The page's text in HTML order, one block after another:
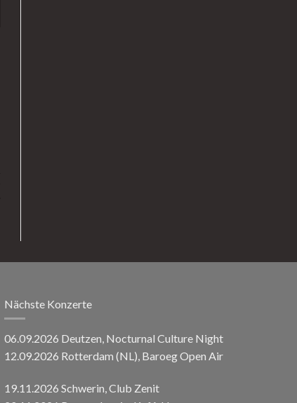
Nächste Konzerte
06.09.2026 Deutzen, Nocturnal Culture Night
12.09.2026 Rotterdam (NL), Baroeg Open Air
19.11.2026 Schwerin, Club Zenit